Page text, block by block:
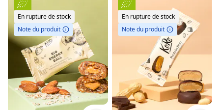
En rupture de stock
Note du produit
En rupture de stock
Note du produit